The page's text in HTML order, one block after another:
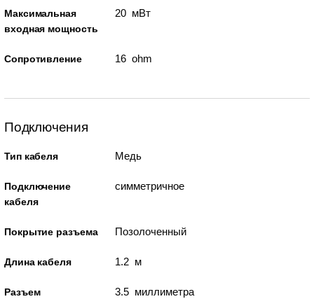
Максимальная
входная мощность
20 мВт
Сопротивление 16 ohm
Подключения
Тип кабеля Медь
Подключение
кабеля
симметричное
Покрытие разъема Позолоченный
Длина кабеля 1.2 м
Разъем 3.5 миллиметра